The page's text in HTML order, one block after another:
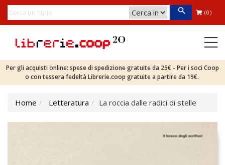
(0)
Per gli acquisti online: spese di spedizione gratuite da 25€ - Per i soci Coop
o con tessera fedeltà Librerie.coop gratuite a partire da 19€.
Home Letteratura La roccia dalle radici di stelle